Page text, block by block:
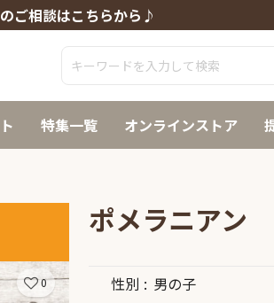
ご相談はこちらから♪
特集一覧 オンラインストア
0
ポメラニアン
性別
男の子